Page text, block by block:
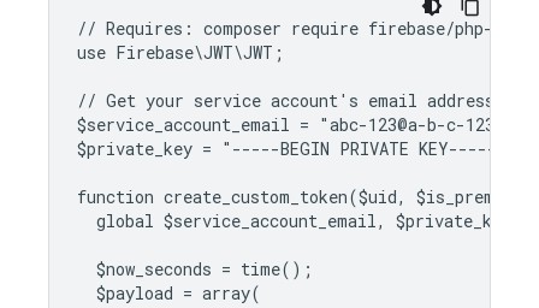
// Requires: composer require firebase/php-jwt
use Firebase\JWT\JWT;
// Get your service account's email address
$service_account_email = "abc-123@a-b-c-
$private_key = "-----BEGIN PRIVATE KEY-----
function create_custom_token($uid,
  global $service_account_email, $private_key;
  $now_seconds = time();
  $payload = array(